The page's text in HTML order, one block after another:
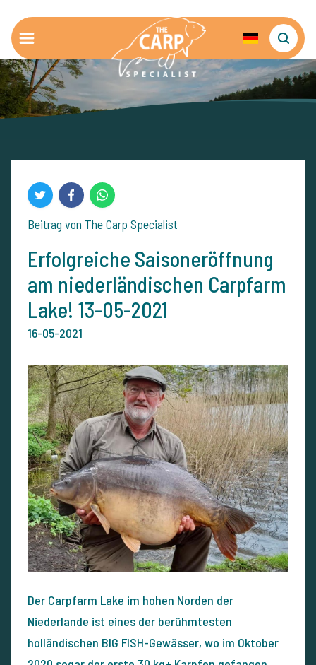
Beitrag von The Carp Specialist
Erfolgreiche Saisoneröffnung
am niederländischen Carpfarm
Lake! 13-05-2021
16-05-2021
Der Carpfarm Lake im hohen Norden der
Niederlande ist eines der berühmtesten
holländischen BIG FISH-Gewässer, wo im Oktober